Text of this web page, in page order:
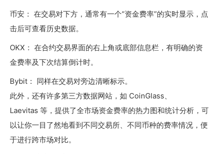
币安： 在交易对下方，通常有一个“资金费率”的实时显示，点
击后可查看历史数据。
OKX： 在合约交易界面的右上角或底部信息栏，有明确的资
金费率及下次结算倒计时。
Bybit： 同样在交易对旁边清晰标示。
此外，还有许多第三方数据网站，如 CoinGlass、
Laevitas 等，提供了全市场资金费率的热力图和统计分析，可
以让你一目了然地看到不同交易所、不同币种的费率情况，便
于进行跨市场对比。